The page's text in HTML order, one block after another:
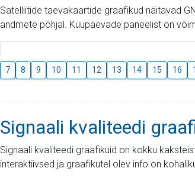
Satelliitide taevakaartide graafikud näitavad
andmete põhjal. Kuupäevade paneelist on
7 8 9 10 11 12 13 14 15 16
Signaali kvaliteedi
Signaali kvaliteedi graafikuid on kokku
interaktiivsed ja graafikutel olev info on